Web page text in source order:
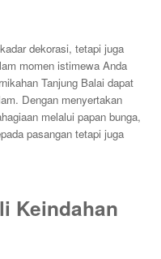
dekorasi, tetapi juga
momen istimewa Anda
Tanjung Balai dapat
Dengan menyertakan
melalui papan bunga,
pasangan tetapi juga
Keindahan